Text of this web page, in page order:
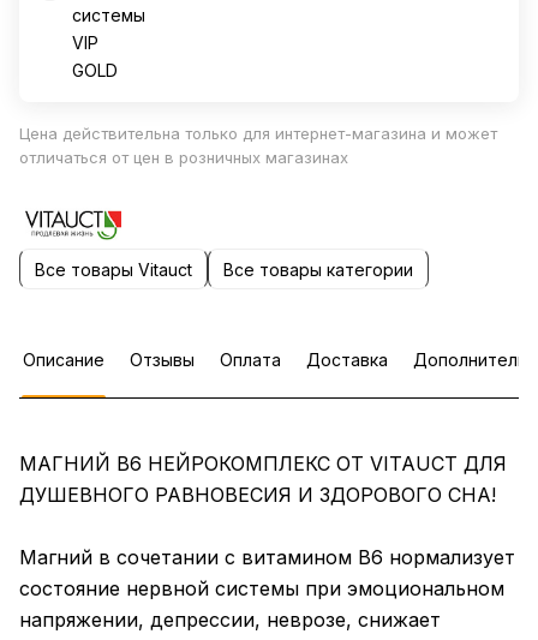
системы
VIP
GOLD
Цена действительна только для интернет-магазина и может
отличаться от цен в розничных магазинах
Все товары Vitauct Все товары категории
Описание Отзывы Оплата Доставка
МАГНИЙ В6 НЕЙРОКОМПЛЕКС ОТ VITAUCT ДЛЯ
ДУШЕВНОГО РАВНОВЕСИЯ И ЗДОРОВОГО СНА!
Магний в сочетании с витамином В6 нормализует
состояние нервной системы при эмоциональном
напряжении, депрессии, неврозе, снижает